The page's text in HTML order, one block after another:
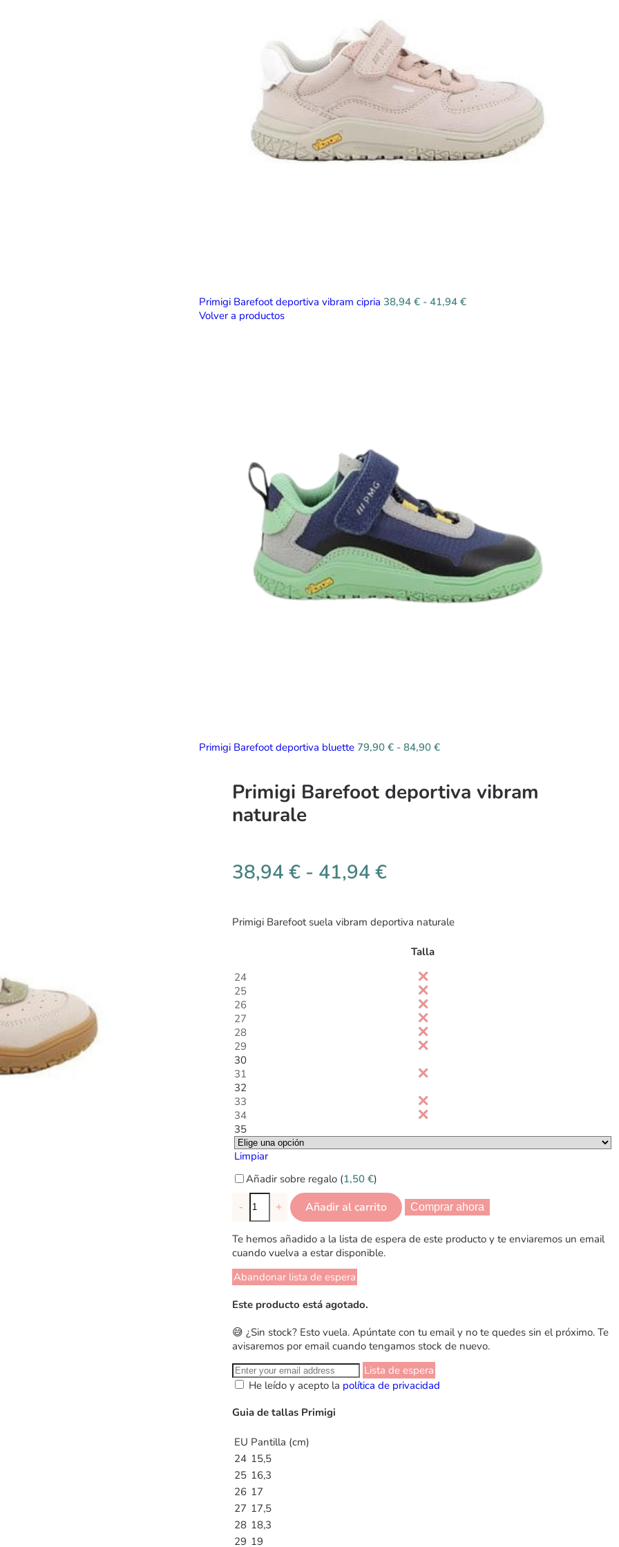
Primigi Barefoot deportiva vibram cipria 38,94 € - 41,94 €
Volver a productos
Primigi Barefoot deportiva bluette 79,90 € - 84,90 €
Primigi Barefoot deportiva vibram
naturale
38,94 € - 41,94 €
Primigi Barefoot suela vibram deportiva naturale
Talla
24
25
26
27
28
29
30
31
32
33
34
35
Limpiar
Añadir sobre regalo (1,50 €)
- + Añadir al carrito Comprar ahora
Te hemos añadido a la lista de espera de este producto y te enviaremos un email
cuando vuelva a estar disponible.
Abandonar lista de espera
Este producto está agotado.
😅 ¿Sin stock? Esto vuela. Apúntate con tu email y no te quedes sin el próximo. Te
avisaremos por email cuando tengamos stock de nuevo.
Lista de espera
He leído y acepto la política de privacidad
Guia de tallas Primigi
EU Pantilla (cm)
24 15,5
25 16,3
26 17
27 17,5
28 18,3
29 19